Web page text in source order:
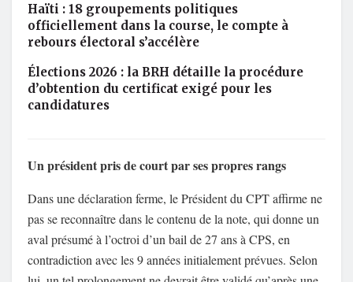
Haïti : 18 groupements politiques
officiellement dans la course, le compte à
rebours électoral s’accélère
Élections 2026 : la BRH détaille la procédure
d’obtention du certificat exigé pour les
candidatures
Un président pris de court par ses propres rangs
Dans une déclaration ferme, le Président du CPT affirme ne
pas se reconnaître dans le contenu de la note, qui donne un
aval présumé à l’octroi d’un bail de 27 ans à CPS, en
contradiction avec les 9 années initialement prévues. Selon